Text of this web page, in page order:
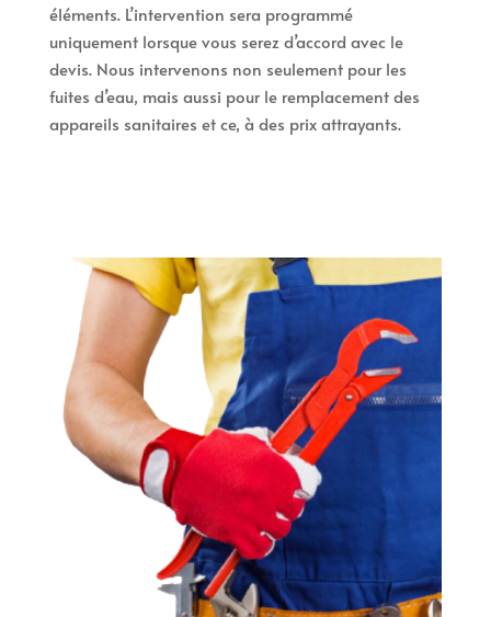
éléments. L’intervention sera programmé
uniquement lorsque vous serez d’accord avec le
devis. Nous intervenons non seulement pour les
fuites d’eau, mais aussi pour le remplacement des
appareils sanitaires et ce, à des prix attrayants.